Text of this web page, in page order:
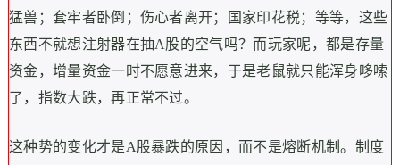
猛兽；套牢者卧倒；伤心者离开；国家印花税；等等，这些
东西不就想注射器在抽A股的空气吗？而玩家呢，都是存量
资金，增量资金一时不愿意进来，于是老鼠就只能浑身哆嗦
了，指数大跌，再正常不过。
这种势的变化才是A股暴跌的原因，而不是熔断机制。制度